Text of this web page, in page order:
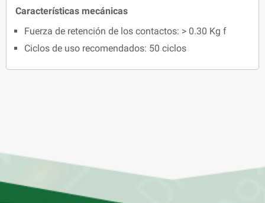
Características mecánicas
Fuerza de retención de los contactos: > 0.30 Kg f
Ciclos de uso recomendados: 50 ciclos